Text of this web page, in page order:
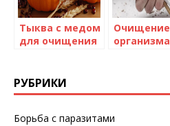
Тыква с медом
для очищения
Очищение
организма
РУБРИКИ
Борьба с паразитами